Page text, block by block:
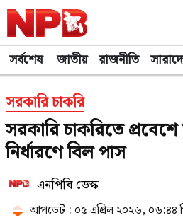
সর্বশেষ জাতীয় রাজনীতি
সরকারি চাকরি
সরকারি চাকরিতে
নির্ধারণে বিল পাস
এনপিবি ডেস্ক
আপডেট : ০৫ এপ্রিল ২০২৬, ০৬:৪৪